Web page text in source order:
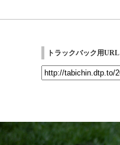
トラックバック用URL